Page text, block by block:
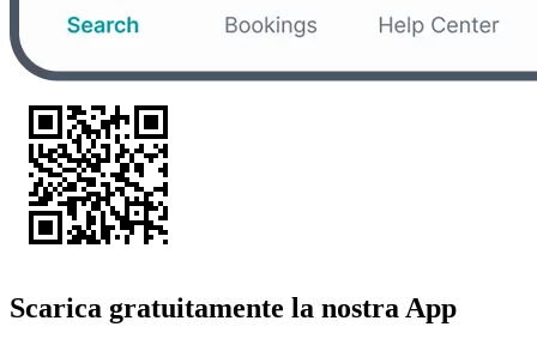
Scarica gratuitamente la nostra App